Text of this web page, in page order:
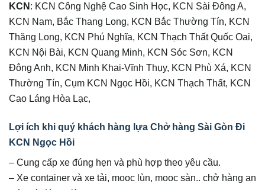
KCN: KCN Công Nghệ Cao Sinh Học, KCN Sài Đông A,
KCN Nam, Bắc Thang Long, KCN Bắc Thường Tín, KCN
Thăng Long, KCN Phú Nghĩa, KCN Thạch Thất Quốc Oai,
KCN Nội Bài, KCN Quang Minh, KCN Sóc Sơn, KCN
Đông Anh, KCN Minh Khai-Vĩnh Thụy, KCN Phù Xá, KCN
Thường Tín, Cụm KCN Ngọc Hồi, KCN Thạch Thất, KCN
Cao Láng Hòa Lạc,
Lợi ích khi quý khách hàng lựa Chở hàng Sài Gòn Đi
KCN Ngọc Hồi
– Cung cấp xe đúng hẹn và phù hợp theo yêu cầu.
– Xe container và xe tải, mooc lùn, mooc sàn.. chở hàng an